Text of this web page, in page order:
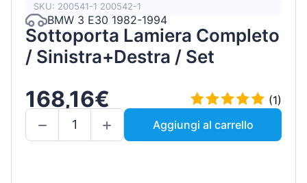
SKU: 200541-1 200542-1
BMW 3 E30 1982-1994
Sottoporta Lamiera Completo
/ Sinistra+Destra / Set
168,16€
(1)
Aggiungi al carrello